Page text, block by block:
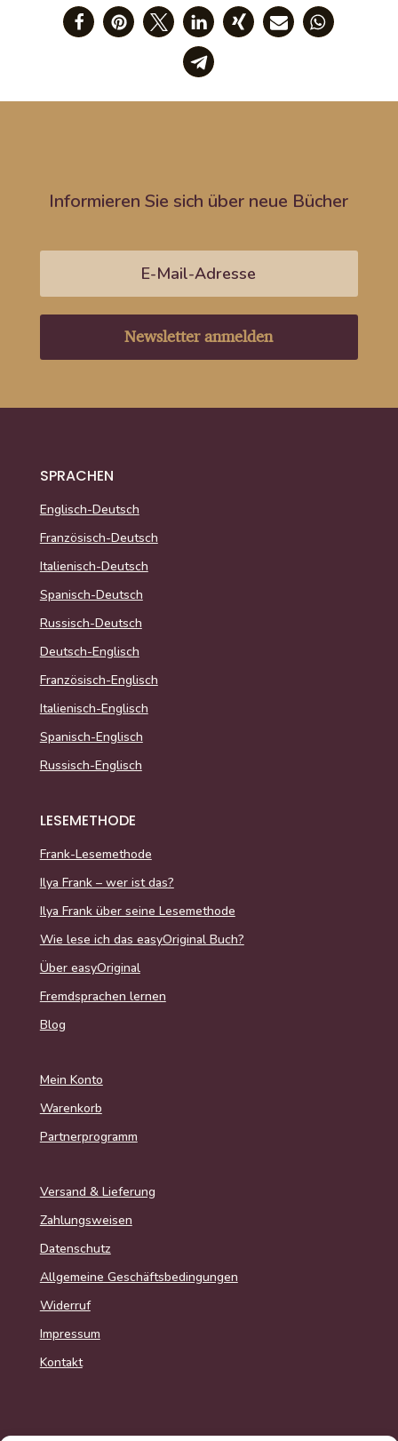
Informieren Sie sich über neue Bücher
Newsletter anmelden
SPRACHEN
Englisch-Deutsch
Französisch-Deutsch
Italienisch-Deutsch
Spanisch-Deutsch
Russisch-Deutsch
Deutsch-Englisch
Französisch-Englisch
Italienisch-Englisch
Spanisch-Englisch
Russisch-Englisch
LESEMETHODE
Frank-Lesemethode
Ilya Frank – wer ist das?
Ilya Frank über seine Lesemethode
Wie lese ich das easyOriginal Buch?
Über easyOriginal
Fremdsprachen lernen
Blog
Mein Konto
Warenkorb
Partnerprogramm
Versand & Lieferung
Zahlungsweisen
Datenschutz
Allgemeine Geschäftsbedingungen
Widerruf
Impressum
Kontakt